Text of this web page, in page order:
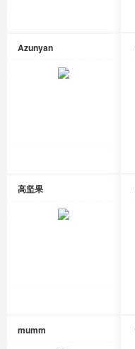
Azunyan
高坚果
mumm